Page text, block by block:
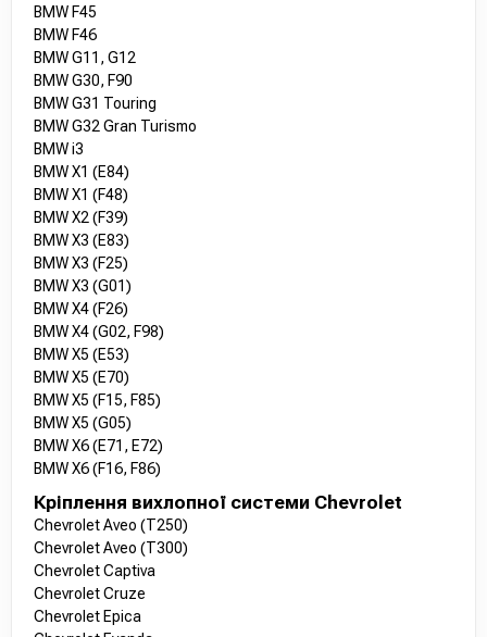
BMW F45
BMW F46
BMW G11, G12
BMW G30, F90
BMW G31 Touring
BMW G32 Gran Turismo
BMW i3
BMW X1 (E84)
BMW X1 (F48)
BMW X2 (F39)
BMW X3 (E83)
BMW X3 (F25)
BMW X3 (G01)
BMW X4 (F26)
BMW X4 (G02, F98)
BMW X5 (E53)
BMW X5 (E70)
BMW X5 (F15, F85)
BMW X5 (G05)
BMW X6 (E71, E72)
BMW X6 (F16, F86)
Кріплення вихлопної системи Chevrolet
Chevrolet Aveo (T250)
Chevrolet Aveo (T300)
Chevrolet Captiva
Chevrolet Cruze
Chevrolet Epica